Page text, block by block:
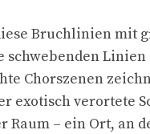
Bruchlinien mit
schwebenden
Chorszenen
exotisch verortete
Raum – ein Ort, an